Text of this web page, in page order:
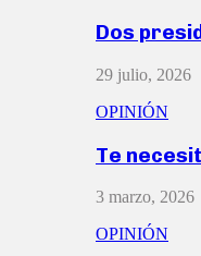
Dos
29 julio, 2026
OPINIÓN
Te
3 marzo, 2026
OPINIÓN